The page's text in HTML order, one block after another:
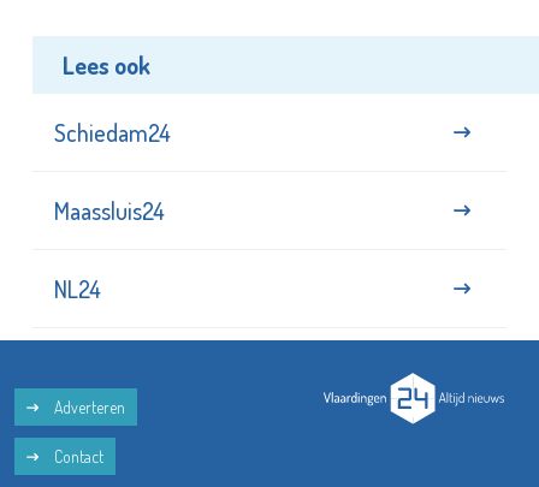
Lees ook
Schiedam24
Maassluis24
NL24
Adverteren
Contact